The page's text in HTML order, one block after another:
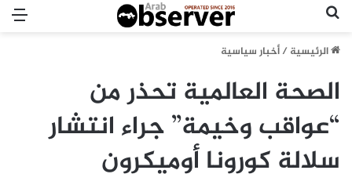
الرئيسية/أخبار سياسية
الصحة العالمية تحذر من
“عواقب وخيمة” جراء انتشار
سلالة كورونا أوميكرون